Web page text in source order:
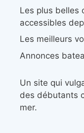
Les plus belles
accessibles
Les meilleurs
Annonces
Un site qui
des débutants
mer.